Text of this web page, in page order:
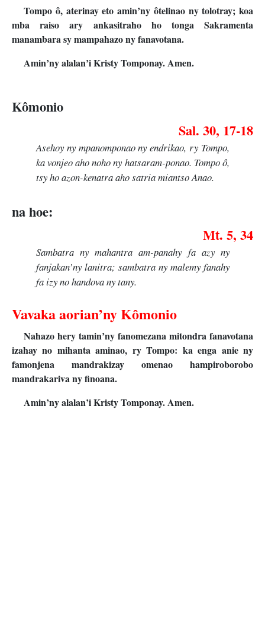
Tompo ô, aterinay eto amin’ny ôtelinao ny tolotray; koa
mba raiso ary ankasitraho ho tonga Sakramenta
manambara sy mampahazo ny fanavotana.
Amin’ny alalan’i Kristy Tomponay. Amen.
Kômonio
Sal. 30, 17-18
Asehoy ny mpanomponao ny endrikao, ry Tompo,
ka vonjeo aho noho ny hatsaram-ponao. Tompo ô,
tsy ho azon-kenatra aho satria miantso Anao.
na hoe:
Mt. 5, 34
Sambatra ny mahantra am-panahy fa azy ny
fanjakan’ny lanitra; sambatra ny malemy fanahy
fa izy no handova ny tany.
Vavaka aorian’ny Kômonio
Nahazo hery tamin’ny fanomezana mitondra fanavotana
izahay no mihanta aminao, ry Tompo: ka enga anie ny
famonjena mandrakizay omenao hampiroborobo
mandrakariva ny finoana.
Amin’ny alalan’i Kristy Tomponay. Amen.